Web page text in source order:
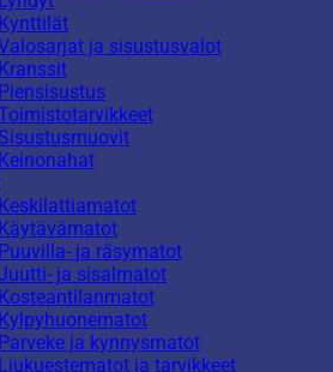
Kynttilät
ja sisustusvalot
Kranssit
Piensisustus
Keinonahat
Keskilattiamatot
Käytävämatot
Puuvilla- ja räsymatot
ja sisalmatot
Kosteantilanmatot
Kylpyhuonematot
Parveke ja kynnysmatot
Liukuestematot ja tarvikkeet